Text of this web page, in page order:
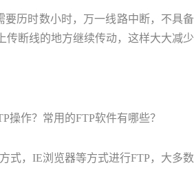
要历时数小时，万一线路中断，不具
传断线的地方继续传动，这样大大减少
操作？常用的FTP软件有哪些？
式，IE浏览器等方式进行FTP，大多